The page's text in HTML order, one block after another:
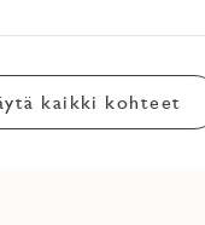
kaikki kohteet